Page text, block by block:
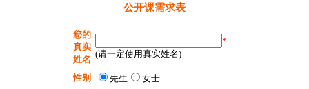
公开课需求表
您的
真实
姓名
*
(请一定使用真实姓名)
性别 先生
女士